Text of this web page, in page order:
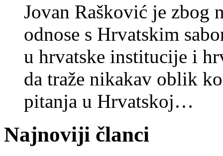
Jovan Rašković je zbog
odnose s Hrvatskim
u hrvatske institucije i
da traže nikakav oblik
pitanja u Hrvatskoj…
Najnoviji članci